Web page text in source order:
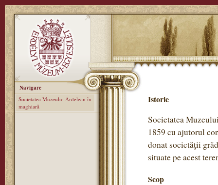
Navigare
Societatea Muzeului Ardelean în
maghiară
Istorie
Societatea
1859 cu ajutorul
donat societăţii
situate pe acest
Scop